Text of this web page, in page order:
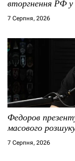
вторгнення РФ у
7 Серпня, 2026
Федоров
масового
7 Серпня, 2026